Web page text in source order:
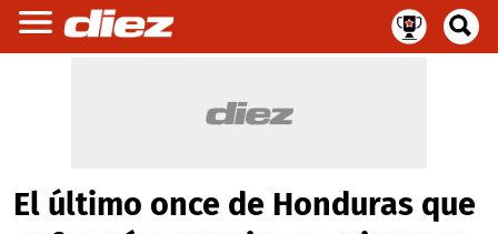
El último once de Honduras que